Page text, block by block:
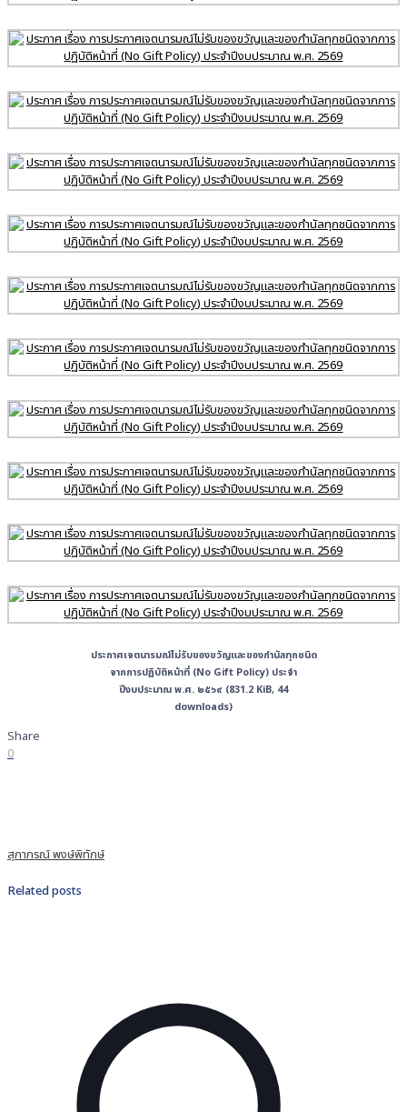
ประกาศเจตนารมณ์ไม่รับของขวัญและของกำนัลทุกชนิด
จากการปฏิบัติหน้าที่ (No Gift Policy) ประจำ
ปีงบประมาณ พ.ศ. ๒๕๖๙ (831.2 KiB, 44
downloads)
Share
0
สุภาภรณ์ พงษ์พิทักษ์
Related posts